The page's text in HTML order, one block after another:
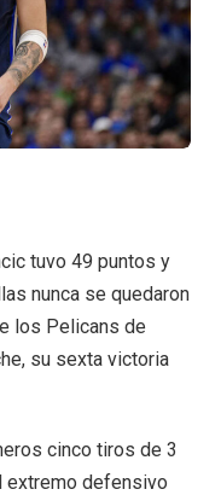
tuvo 49 puntos y
nunca se quedaron
los Pelicans de
su sexta victoria
cinco tiros de 3
extremo defensivo